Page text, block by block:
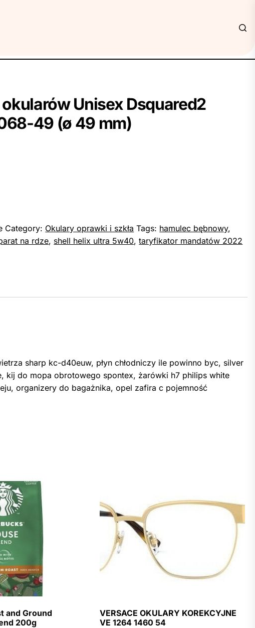
Unisex Dsquared2
49 (ø 49 mm)
Category: Okulary oprawki i szkła Tags: hamulec bębnowy,
na rdze, shell helix ultra 5w40,taryfikator mandatów 2022
sharp kc-d40euw, płyn chłodniczy ile powinno byc, silver
kij do mopa obrotowego spontex, żarówki h7 philips white
organizery do bagażnika, opel zafira c pojemność
and Ground
200g
VERSACE OKULARY KOREKCYJNE
VE 1264 1460 54